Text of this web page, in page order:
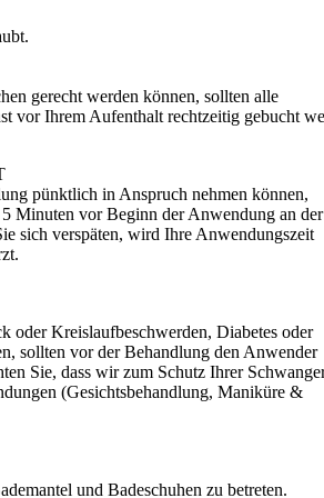
gerecht werden können, sollten alle
vor Ihrem Aufenthalt rechtzeitig gebucht
pünktlich in Anspruch nehmen können,
Minuten vor Beginn der Anwendung an
sich verspäten, wird Ihre Anwendungszeit
oder Kreislaufbeschwerden, Diabetes oder
sollten vor der Behandlung den Anwender
Sie, dass wir zum Schutz Ihrer
(Gesichtsbehandlung, Maniküre &
und Badeschuhen zu betreten.